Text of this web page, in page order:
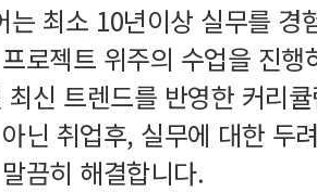
는 최소 10년이상 실무를 경
로젝트 위주의 수업을 진
최신 트렌드를 반영한 커리
닌 취업후, 실무에 대한 두
끔히 해결합니다.